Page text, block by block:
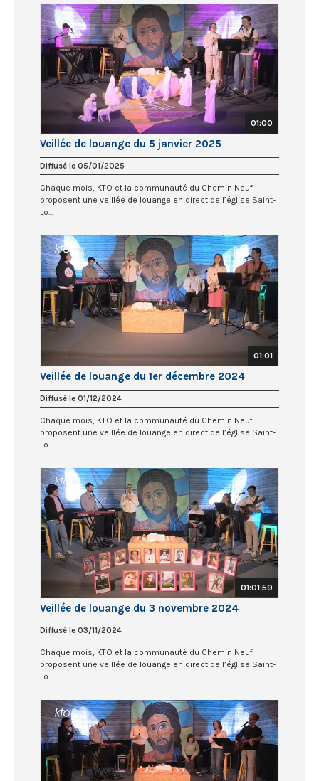
01:00
Veillée de louange du 5 janvier 2025
Diffusé le 05/01/2025
Chaque mois, KTO et la communauté du Chemin Neuf
proposent une veillée de louange en direct de l’église Saint-
Lo...
01:01
Veillée de louange du 1er décembre 2024
Diffusé le 01/12/2024
Chaque mois, KTO et la communauté du Chemin Neuf
proposent une veillée de louange en direct de l’église Saint-
Lo...
01:01:59
Veillée de louange du 3 novembre 2024
Diffusé le 03/11/2024
Chaque mois, KTO et la communauté du Chemin Neuf
proposent une veillée de louange en direct de l’église Saint-
Lo...